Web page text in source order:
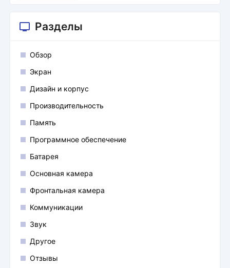
Разделы
Обзор
Экран
Дизайн и корпус
Производительность
Память
Программное обеспечение
Батарея
Основная камера
Фронтальная камера
Коммуникации
Звук
Другое
Отзывы